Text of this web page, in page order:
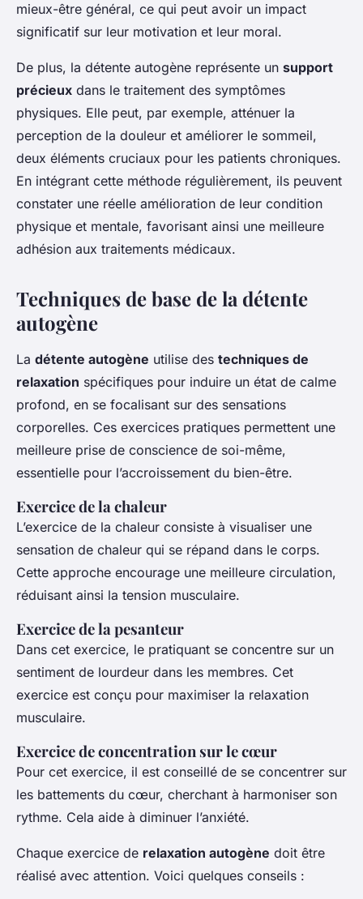
mieux-être général, ce qui peut avoir un impact
significatif sur leur motivation et leur moral.
De plus, la détente autogène représente un support
précieux dans le traitement des symptômes
physiques. Elle peut, par exemple, atténuer la
perception de la douleur et améliorer le sommeil,
deux éléments cruciaux pour les patients chroniques.
En intégrant cette méthode régulièrement, ils peuvent
constater une réelle amélioration de leur condition
physique et mentale, favorisant ainsi une meilleure
adhésion aux traitements médicaux.
Techniques de base de la détente
autogène
La détente autogène utilise des techniques de
relaxation spécifiques pour induire un état de calme
profond, en se focalisant sur des sensations
corporelles. Ces exercices pratiques permettent une
meilleure prise de conscience de soi-même,
essentielle pour l’accroissement du bien-être.
Exercice de la chaleur
L’exercice de la chaleur consiste à visualiser une
sensation de chaleur qui se répand dans le corps.
Cette approche encourage une meilleure circulation,
réduisant ainsi la tension musculaire.
Exercice de la pesanteur
Dans cet exercice, le pratiquant se concentre sur un
sentiment de lourdeur dans les membres. Cet
exercice est conçu pour maximiser la relaxation
musculaire.
Exercice de concentration sur le cœur
Pour cet exercice, il est conseillé de se concentrer sur
les battements du cœur, cherchant à harmoniser son
rythme. Cela aide à diminuer l’anxiété.
Chaque exercice de relaxation autogène doit être
réalisé avec attention. Voici quelques conseils :